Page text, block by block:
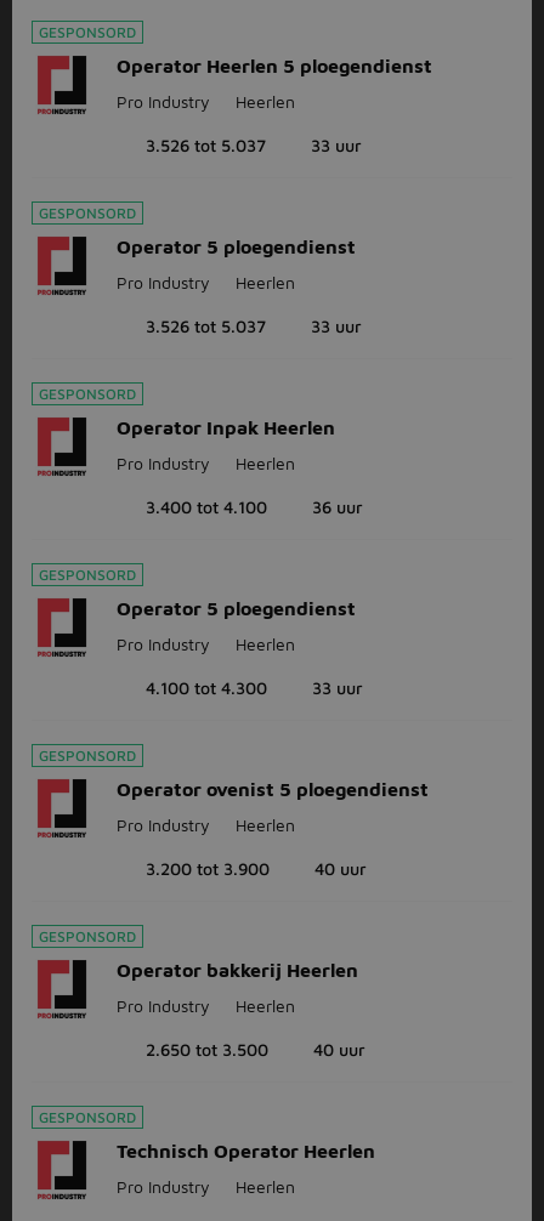
GESPONSORD
Operator Heerlen 5 ploegendienst
Pro Industry Heerlen
3.526 tot 5.037 33 uur
GESPONSORD
Operator 5 ploegendienst
Pro Industry Heerlen
3.526 tot 5.037 33 uur
GESPONSORD
Operator Inpak Heerlen
Pro Industry Heerlen
3.400 tot 4.100 36 uur
GESPONSORD
Operator 5 ploegendienst
Pro Industry Heerlen
4.100 tot 4.300 33 uur
GESPONSORD
Operator ovenist 5 ploegendienst
Pro Industry Heerlen
3.200 tot 3.900 40 uur
GESPONSORD
Operator bakkerij Heerlen
Pro Industry Heerlen
2.650 tot 3.500 40 uur
GESPONSORD
Technisch Operator Heerlen
Pro Industry Heerlen